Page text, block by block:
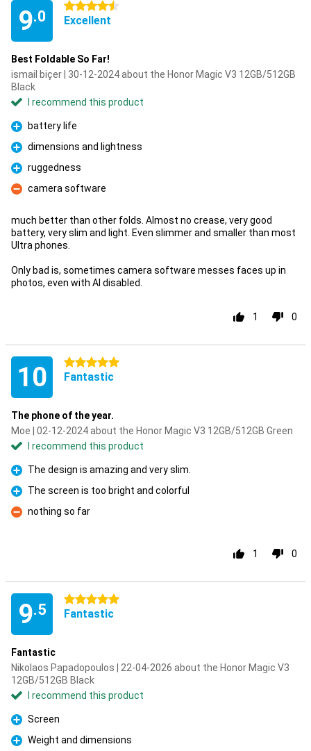
9.0
4.5 stars
Excellent
Best Foldable So Far!
ismail biçer | 30-12-2024 about the Honor Magic V3 12GB/512GB
Black
I recommend this product
Pro
battery life
Pro
dimensions and lightness
Pro
ruggedness
Con
camera software
much better than other folds. Almost no crease, very good
battery, very slim and light. Even slimmer and smaller than most
Ultra phones.
Only bad is, sometimes camera software messes faces up in
photos, even with AI disabled.
1 0
10 5 stars
Fantastic
The phone of the year.
Moe | 02-12-2024 about the Honor Magic V3 12GB/512GB Green
I recommend this product
Pro
The design is amazing and very slim.
Pro
The screen is too bright and colorful
Con
nothing so far
1 0
9.5
5 stars
Fantastic
Fantastic
Nikolaos Papadopoulos | 22-04-2026 about the Honor Magic V3
12GB/512GB Black
I recommend this product
Pro
Screen
Pro
Weight and dimensions